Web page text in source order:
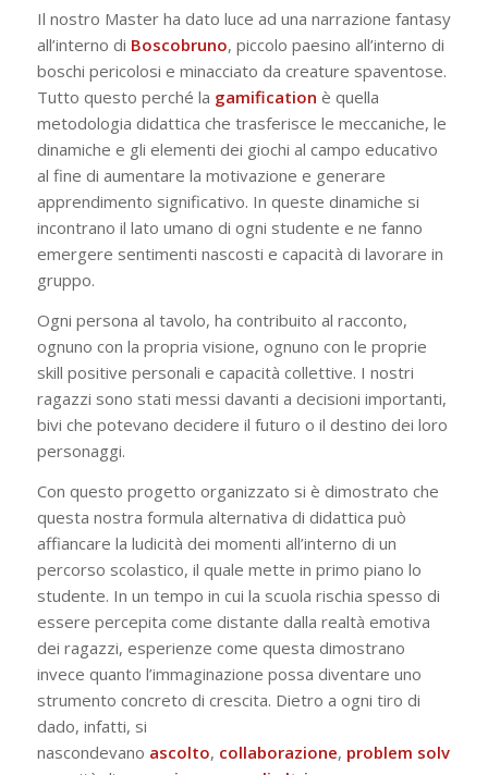
Il nostro Master ha dato luce ad una narrazione fantasy
all’interno di Boscobruno, piccolo paesino all’interno di
boschi pericolosi e minacciato da creature spaventose.
Tutto questo perché la gamification è quella
metodologia didattica che trasferisce le meccaniche, le
dinamiche e gli elementi dei giochi al campo educativo
al fine di aumentare la motivazione e generare
apprendimento significativo. In queste dinamiche si
incontrano il lato umano di ogni studente e ne fanno
emergere sentimenti nascosti e capacità di lavorare in
gruppo.
Ogni persona al tavolo, ha contribuito al racconto,
ognuno con la propria visione, ognuno con le proprie
skill positive personali e capacità collettive. I nostri
ragazzi sono stati messi davanti a decisioni importanti,
bivi che potevano decidere il futuro o il destino dei loro
personaggi.
Con questo progetto organizzato si è dimostrato che
questa nostra formula alternativa di didattica può
affiancare la ludicità dei momenti all’interno di un
percorso scolastico, il quale mette in primo piano lo
studente. In un tempo in cui la scuola rischia spesso di
essere percepita come distante dalla realtà emotiva
dei ragazzi, esperienze come questa dimostrano
invece quanto l’immaginazione possa diventare uno
strumento concreto di crescita. Dietro a ogni tiro di
dado, infatti, si
nascondevano ascolto, collaborazione, problem solving